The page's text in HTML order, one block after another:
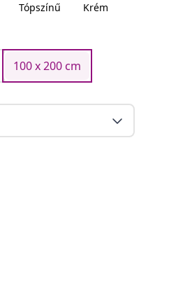
Tópszínű Krém
100 x 200 cm